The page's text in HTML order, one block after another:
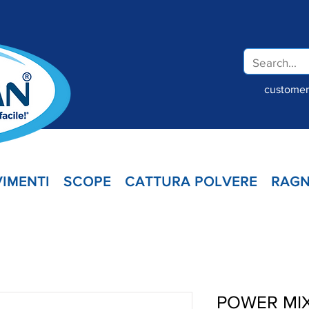
SCOPE CATTURA POLVERE
POWER